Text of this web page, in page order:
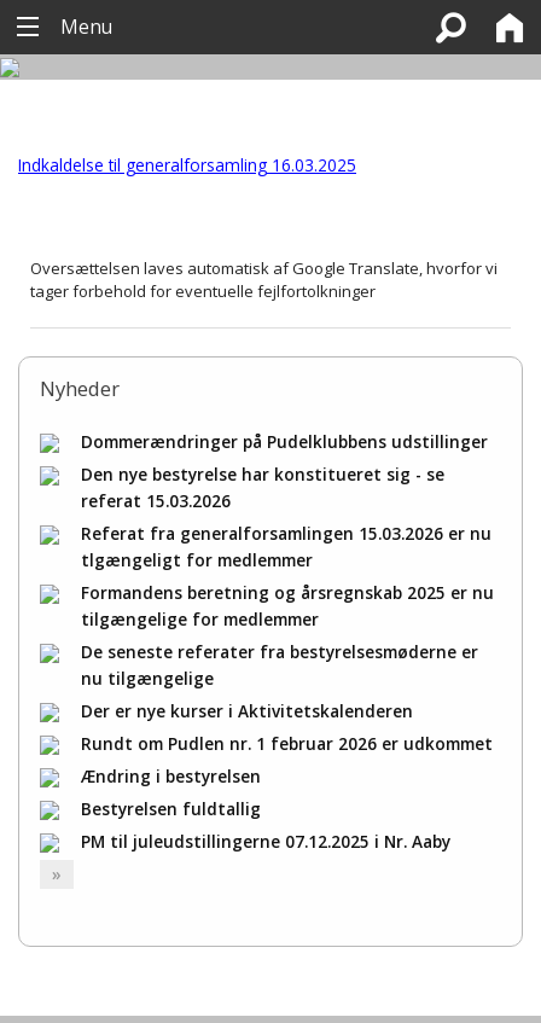
Menu
Indkaldelse til generalforsamling 16.03.2025
Oversættelsen laves automatisk af Google Translate, hvorfor vi
tager forbehold for eventuelle fejlfortolkninger
Nyheder
Dommerændringer på Pudelklubbens udstillinger
Den nye bestyrelse har konstitueret sig - se
referat 15.03.2026
Referat fra generalforsamlingen 15.03.2026 er nu
tlgængeligt for medlemmer
Formandens beretning og årsregnskab 2025 er nu
tilgængelige for medlemmer
De seneste referater fra bestyrelsesmøderne er
nu tilgængelige
Der er nye kurser i Aktivitetskalenderen
Rundt om Pudlen nr. 1 februar 2026 er udkommet
Ændring i bestyrelsen
Bestyrelsen fuldtallig
PM til juleudstillingerne 07.12.2025 i Nr. Aaby
»